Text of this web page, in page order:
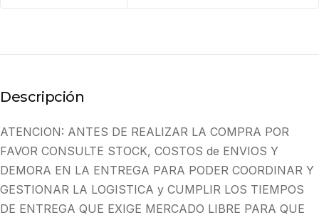
Descripción
ATENCION: ANTES DE REALIZAR LA COMPRA POR
FAVOR CONSULTE STOCK, COSTOS de ENVIOS Y
DEMORA EN LA ENTREGA PARA PODER COORDINAR Y
GESTIONAR LA LOGISTICA y CUMPLIR LOS TIEMPOS
DE ENTREGA QUE EXIGE MERCADO LIBRE PARA QUE